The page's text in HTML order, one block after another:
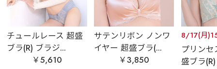
チュールレース 超盛
ブラ(R) ブラジ...
￥5,610
サテンリボン ノンワ
イヤー 超盛ブラ(...
￥3,850
8/17(月
プリン
盛ブラ